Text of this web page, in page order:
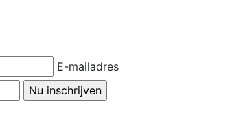
E-mailadres